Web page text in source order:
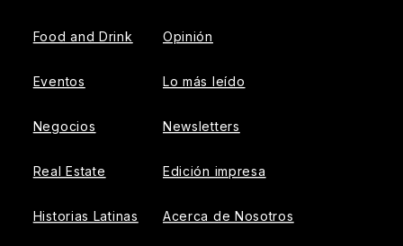
Food and Drink
Eventos
Negocios
Real Estate
Historias Latinas
Opinión
Lo más leído
Newsletters
Edición impresa
Acerca de Nosotros